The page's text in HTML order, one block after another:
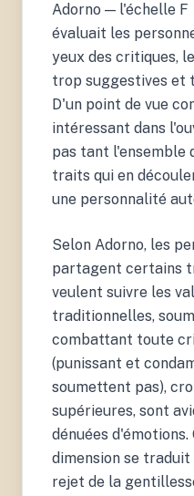
Adorno — l'échelle
évaluait les
yeux des critiques,
trop suggestives et
D'un point de vue
intéressant dans
pas tant l'ensemble
traits qui en
une personnalité
Selon Adorno, les
partagent certains
veulent suivre les
traditionnelles,
combattant toute
(punissant et
soumettent pas),
supérieures, sont
dénuées
dimension se
rejet de la